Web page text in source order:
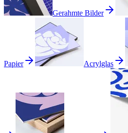
Gerahmte Bilder
Papier Acrylglas